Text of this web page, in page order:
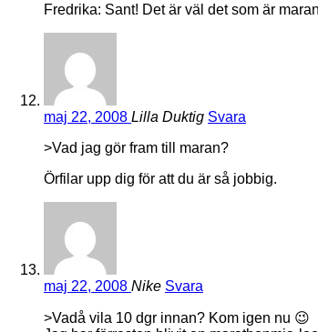
Fredrika: Sant! Det är väl det som är
maj 22, 2008 Lilla Duktig Svara
>Vad jag gör fram till maran?
Örfilar upp dig för att du är så jobbig.
maj 22, 2008 Nike Svara
>Vadå vila 10 dgr innan? Kom igen nu 😉